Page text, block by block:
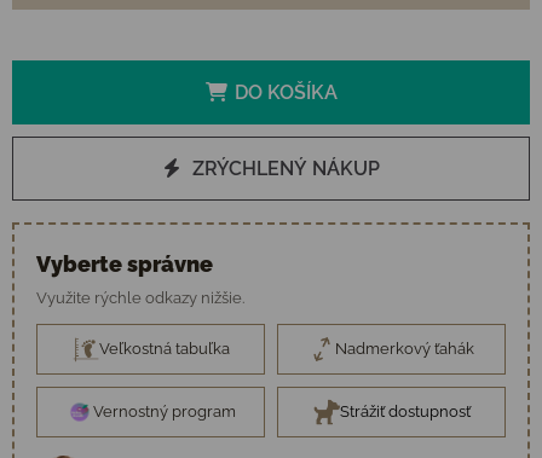
DO KOŠÍKA
ZRÝCHLENÝ NÁKUP
Vyberte správne
Využite rýchle odkazy nižšie.
Veľkostná tabuľka Nadmerkový ťahák
Vernostný program Strážiť dostupnosť